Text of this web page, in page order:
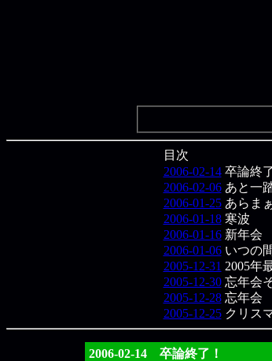
目次
2006-02-14卒論終
2006-02-06あと一
2006-01-25あらま
2006-01-18寒波
2006-01-16新年会
2006-01-06いつの
2005-12-31 2005年
2005-12-30忘年会
2005-12-28忘年会
2005-12-25クリス
2006-02-14 卒論終了！